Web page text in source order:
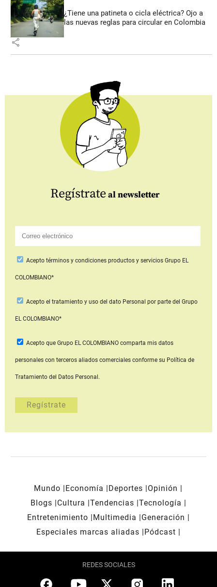
¿Tiene una patineta o cicla eléctrica? Ojo a
las nuevas reglas para circular en Colombia
share
Regístrate al newsletter
Aceptotérminos y condiciones productos y serviciosGrupo EL
COLOMBIANO*
Acepto el tratamiento y uso del dato Personal por parte del Grupo
EL COLOMBIANO*
Acepto que Grupo EL COLOMBIANOcomparta mis datos
personales con terceros aliados comerciales conforme su Política de
Tratamiento del Datos Personal.
Mundo Economía Deportes
Opinión
Blogs
Cultura Tendencias Tecnología
Entretenimiento
Multimedia
Generación
Especiales marcas aliadas
Pódcast
REDES SOCIALES